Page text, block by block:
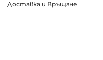
Доставка и Връщане